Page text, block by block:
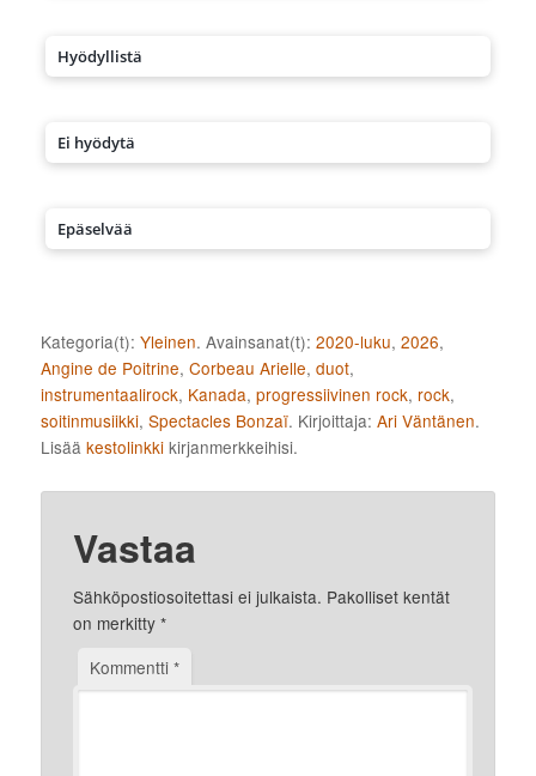
Hyödyllistä
Ei hyödytä
Epäselvää
Kategoria(t):Yleinen. Avainsanat(t):2020-luku,2026,
Angine de Poitrine,Corbeau Arielle,duot,
instrumentaalirock, Kanada,progressiivinen rock, rock,
soitinmusiikki,Spectacles Bonzaï. Kirjoittaja:Ari Väntänen.
Lisääkestolinkki kirjanmerkkeihisi.
Vastaa
Sähköpostiosoitettasi ei julkaista. Pakolliset kentät
on merkitty*
Kommentti*